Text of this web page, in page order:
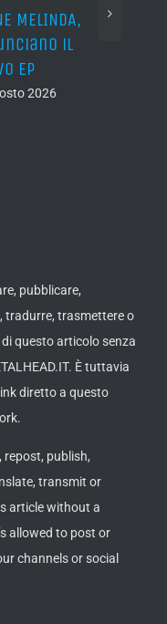
MELINDA,
il
EP
2026
pubblicare,
tradurre, trasmettere o
questo articolo senza
È tuttavia
diretto a questo
repost, publish,
transmit or
article without a
allowed to post or
channels or social